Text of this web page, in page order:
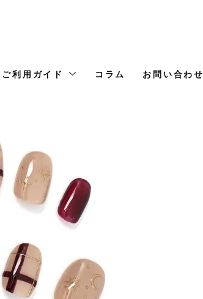
ご利用ガイド コラム お問い合わせ